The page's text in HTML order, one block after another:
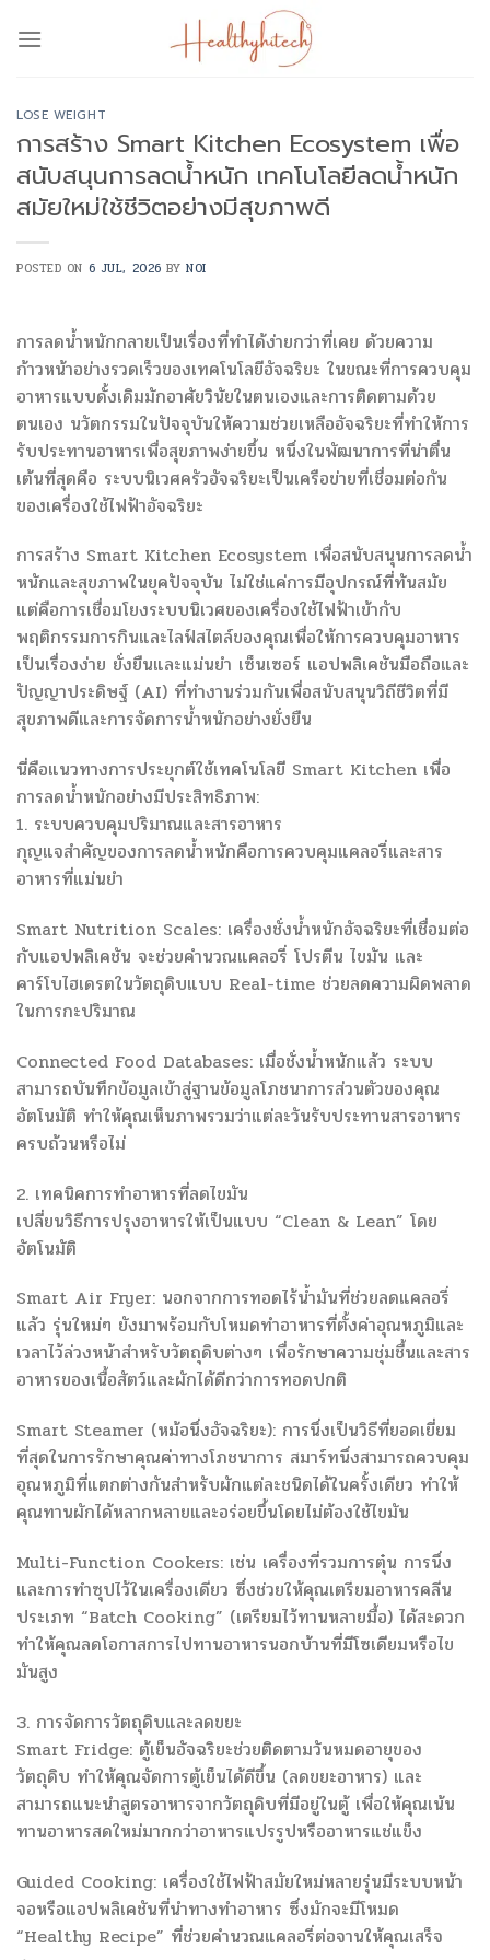
LOSE WEIGHT
การสร้าง Smart Kitchen Ecosystem เพื่อ
สนับสนุนการลดน้ำหนัก เทคโนโลยีลดน้ำหนัก
สมัยใหม่ใช้ชีวิตอย่างมีสุขภาพดี
POSTED ON 6 JUL, 2026 BYNOI
การลดน้ำหนักกลายเป็นเรื่องที่ทำได้ง่ายกว่าที่เคย ด้วยความ
ก้าวหน้าอย่างรวดเร็วของเทคโนโลยีอัจฉริยะ ในขณะที่การควบคุม
อาหารแบบดั้งเดิมมักอาศัยวินัยในตนเองและการติดตามด้วย
ตนเอง นวัตกรรมในปัจจุบันให้ความช่วยเหลืออัจฉริยะที่ทำให้การ
รับประทานอาหารเพื่อสุขภาพง่ายขึ้น หนึ่งในพัฒนาการที่น่าตื่น
เต้นที่สุดคือ ระบบนิเวศครัวอัจฉริยะเป็นเครือข่ายที่เชื่อมต่อกัน
ของเครื่องใช้ไฟฟ้าอัจฉริยะ
การสร้าง Smart Kitchen Ecosystem เพื่อสนับสนุนการลดน้ำ
หนักและสุขภาพในยุคปัจจุบัน ไม่ใช่แค่การมีอุปกรณ์ที่ทันสมัย
แต่คือการเชื่อมโยงระบบนิเวศของเครื่องใช้ไฟฟ้าเข้ากับ
พฤติกรรมการกินและไลฟ์สไตล์ของคุณเพื่อให้การควบคุมอาหาร
เป็นเรื่องง่าย ยั่งยืนและแม่นยำ เซ็นเซอร์ แอปพลิเคชันมือถือและ
ปัญญาประดิษฐ์ (AI) ที่ทำงานร่วมกันเพื่อสนับสนุนวิถีชีวิตที่มี
สุขภาพดีและการจัดการน้ำหนักอย่างยั่งยืน
นี่คือแนวทางการประยุกต์ใช้เทคโนโลยี Smart Kitchen เพื่อ
การลดน้ำหนักอย่างมีประสิทธิภาพ:
1. ระบบควบคุมปริมาณและสารอาหาร
กุญแจสำคัญของการลดน้ำหนักคือการควบคุมแคลอรี่และสาร
อาหารที่แม่นยำ
Smart Nutrition Scales: เครื่องชั่งน้ำหนักอัจฉริยะที่เชื่อมต่อ
กับแอปพลิเคชัน จะช่วยคำนวณแคลอรี่ โปรตีน ไขมัน และ
คาร์โบไฮเดรตในวัตถุดิบแบบ Real-time ช่วยลดความผิดพลาด
ในการกะปริมาณ
Connected Food Databases: เมื่อชั่งน้ำหนักแล้ว ระบบ
สามารถบันทึกข้อมูลเข้าสู่ฐานข้อมูลโภชนาการส่วนตัวของคุณ
อัตโนมัติ ทำให้คุณเห็นภาพรวมว่าแต่ละวันรับประทานสารอาหาร
ครบถ้วนหรือไม่
2. เทคนิคการทำอาหารที่ลดไขมัน
เปลี่ยนวิธีการปรุงอาหารให้เป็นแบบ “Clean & Lean” โดย
อัตโนมัติ
Smart Air Fryer: นอกจากการทอดไร้น้ำมันที่ช่วยลดแคลอรี่
แล้ว รุ่นใหม่ๆ ยังมาพร้อมกับโหมดทำอาหารที่ตั้งค่าอุณหภูมิและ
เวลาไว้ล่วงหน้าสำหรับวัตถุดิบต่างๆ เพื่อรักษาความชุ่มชื้นและสาร
อาหารของเนื้อสัตว์และผักได้ดีกว่าการทอดปกติ
Smart Steamer (หม้อนึ่งอัจฉริยะ): การนึ่งเป็นวิธีที่ยอดเยี่ยม
ที่สุดในการรักษาคุณค่าทางโภชนาการ สมาร์ทนึ่งสามารถควบคุม
อุณหภูมิที่แตกต่างกันสำหรับผักแต่ละชนิดได้ในครั้งเดียว ทำให้
คุณทานผักได้หลากหลายและอร่อยขึ้นโดยไม่ต้องใช้ไขมัน
Multi-Function Cookers: เช่น เครื่องที่รวมการตุ๋น การนึ่ง
และการทำซุปไว้ในเครื่องเดียว ซึ่งช่วยให้คุณเตรียมอาหารคลีน
ประเภท “Batch Cooking” (เตรียมไว้ทานหลายมื้อ) ได้สะดวก
ทำให้คุณลดโอกาสการไปทานอาหารนอกบ้านที่มีโซเดียมหรือไข
มันสูง
3. การจัดการวัตถุดิบและลดขยะ
Smart Fridge: ตู้เย็นอัจฉริยะช่วยติดตามวันหมดอายุของ
วัตถุดิบ ทำให้คุณจัดการตู้เย็นได้ดีขึ้น (ลดขยะอาหาร) และ
สามารถแนะนำสูตรอาหารจากวัตถุดิบที่มีอยู่ในตู้ เพื่อให้คุณเน้น
ทานอาหารสดใหม่มากกว่าอาหารแปรรูปหรืออาหารแช่แข็ง
Guided Cooking: เครื่องใช้ไฟฟ้าสมัยใหม่หลายรุ่นมีระบบหน้า
จอหรือแอปพลิเคชันที่นำทางทำอาหาร ซึ่งมักจะมีโหมด
“Healthy Recipe” ที่ช่วยคำนวณแคลอรี่ต่อจานให้คุณเสร็จ